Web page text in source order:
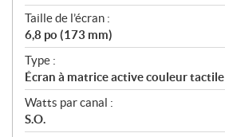
Taille de l’écran :
6,8 po (173 mm)
Type :
Écran à matrice active couleur tactile
Watts par canal :
S.O.